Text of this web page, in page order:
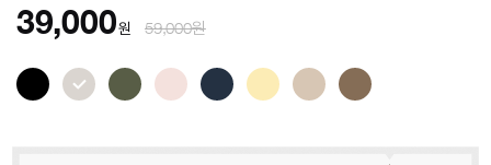
39,000원 59,000원